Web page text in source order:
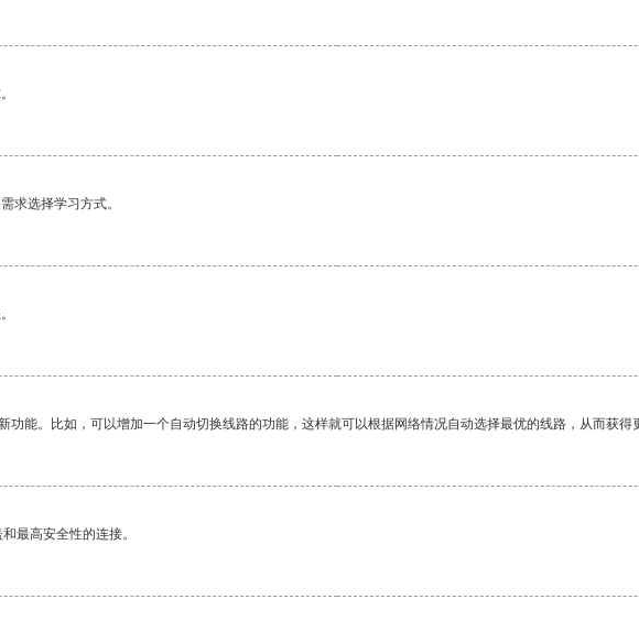
求选择学习方式。
能。比如，可以增加一个自动切换线路的功能，这样就可以根据网络情况自动选择最优的线路，从而获得
最高安全性的连接。